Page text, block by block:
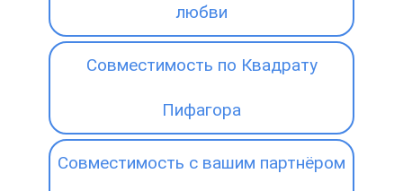
любви
Совместимость по Квадрату
Пифагора
Совместимость с вашим партнёром